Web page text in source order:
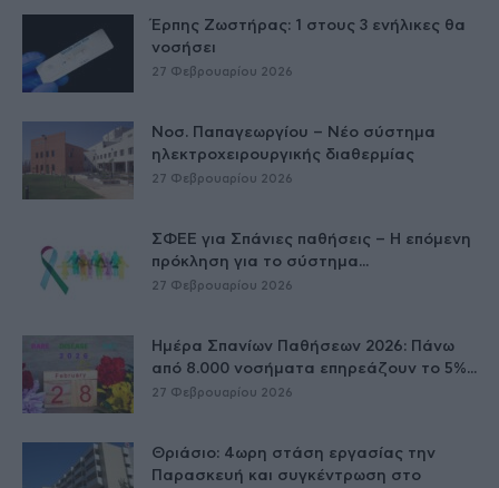
Έρπης Ζωστήρας: 1 στους 3 ενήλικες θα
νοσήσει
27 Φεβρουαρίου 2026
Νοσ. Παπαγεωργίου – Νέο σύστημα
ηλεκτροχειρουργικής διαθερμίας
27 Φεβρουαρίου 2026
ΣΦΕΕ για Σπάνιες παθήσεις – Η επόμενη
πρόκληση για το σύστημα...
27 Φεβρουαρίου 2026
Ημέρα Σπανίων Παθήσεων 2026: Πάνω
από 8.000 νοσήματα επηρεάζουν το 5%...
27 Φεβρουαρίου 2026
Θριάσιο: 4ωρη στάση εργασίας την
Παρασκευή και συγκέντρωση στο